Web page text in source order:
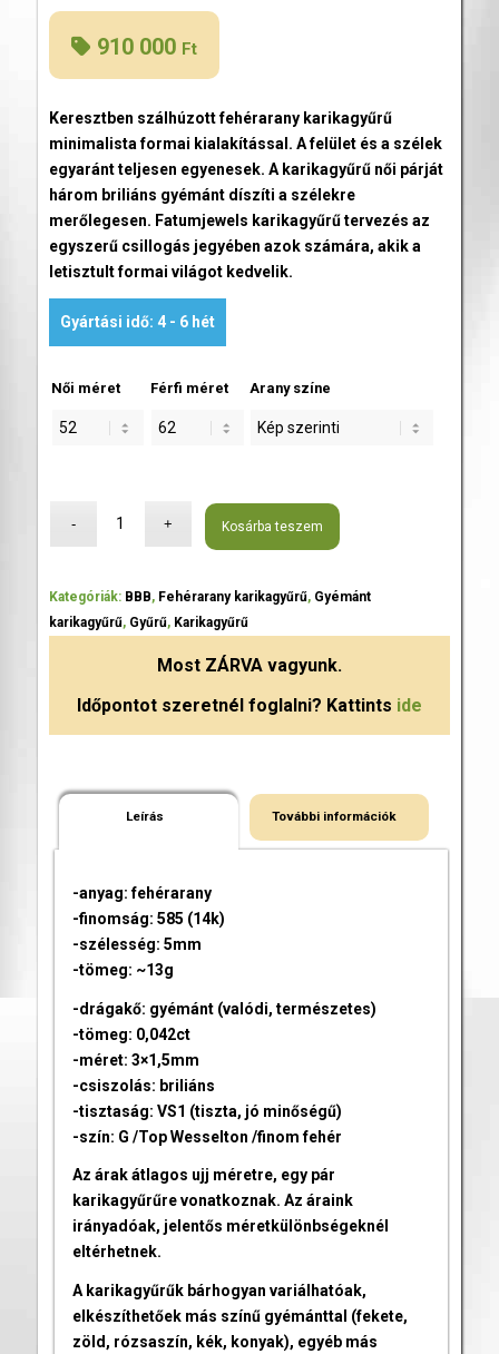
910 000 Ft
Keresztben szálhúzott fehérarany karikagyűrű
minimalista formai kialakítással. A felület és a szélek
egyaránt teljesen egyenesek. A karikagyűrű női párját
három briliáns gyémánt díszíti a szélekre
merőlegesen. Fatumjewels karikagyűrű tervezés az
egyszerű csillogás jegyében azok számára, akik a
letisztult formai világot kedvelik.
Gyártási idő: 4 - 6 hét
Női méret Férfi méret Arany színe
Kosárba teszem
Kategóriák: BBB, Fehérarany karikagyűrű, Gyémánt
karikagyűrű, Gyűrű, Karikagyűrű
Most ZÁRVAvagyunk.
Időpontot szeretnél foglalni? Kattints ide
Leírás További információk
-anyag: fehérarany
-finomság: 585 (14k)
-szélesség: 5mm
-tömeg: ~13g
-drágakő: gyémánt (valódi, természetes)
-tömeg: 0,042ct
-méret: 3×1,5mm
-csiszolás: briliáns
-tisztaság: VS1 (tiszta, jó minőségű)
-szín: G /Top Wesselton /finom fehér
Az árak átlagos ujj méretre, egy pár
karikagyűrűre vonatkoznak. Az áraink
irányadóak, jelentős méretkülönbségeknél
eltérhetnek.
A karikagyűrűk bárhogyan variálhatóak,
elkészíthetőek más színű gyémánttal (fekete,
zöld, rózsaszín, kék, konyak), egyéb más